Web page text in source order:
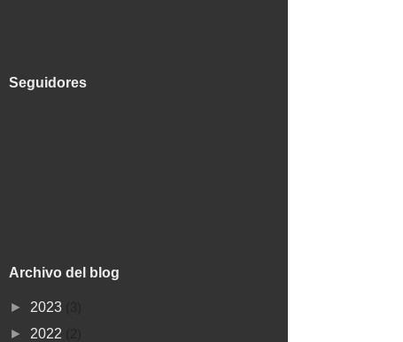
Seguidores
Archivo del blog
► 2023
► 2022